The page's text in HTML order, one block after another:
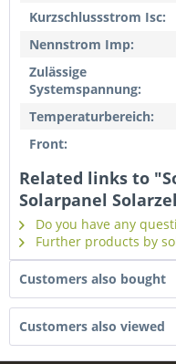
Kurzschlussstrom Isc:
Nennstrom Imp:
Zulässige
Systemspannung:
Temperaturbereich:
Front:
Related links to
Solarpanel
Do you have any
Further products by
Customers also bought
Customers also viewed